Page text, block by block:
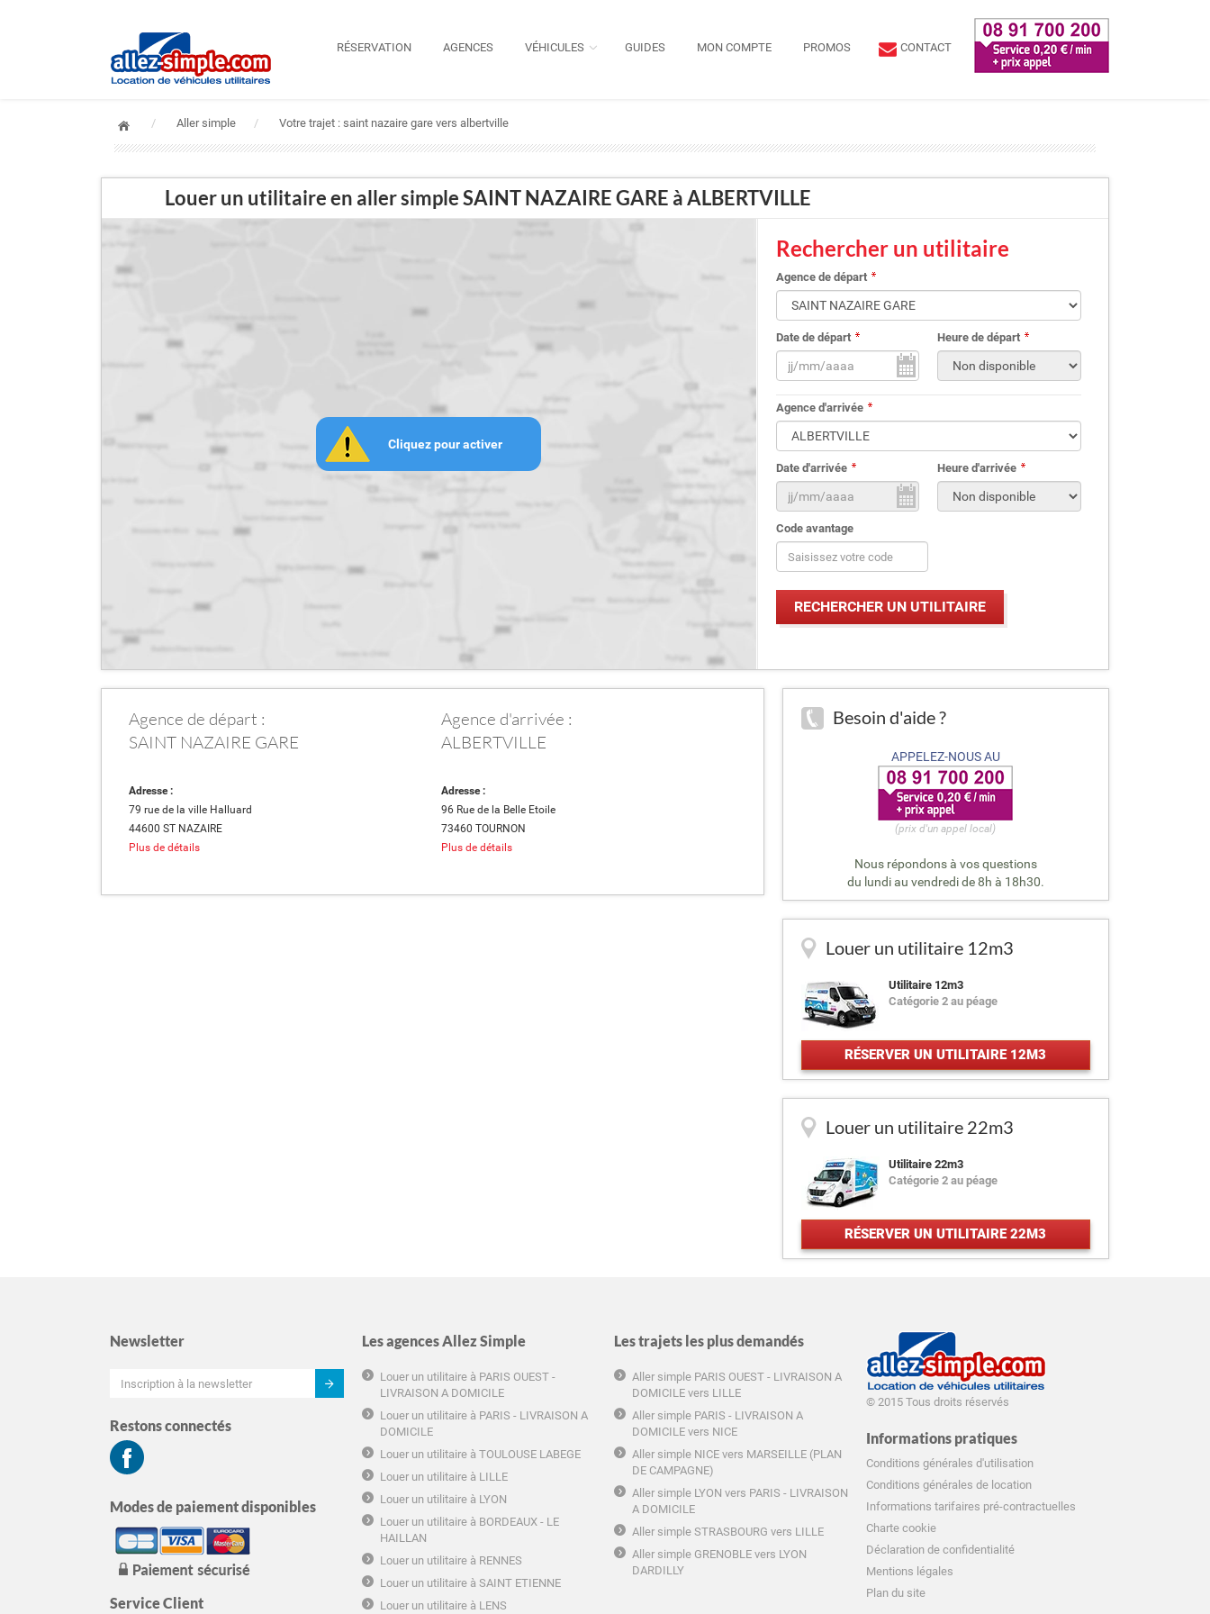
RÉSERVATION AGENCES VÉHICULES GUIDES MON COMPTE PROMOS CONTACT
Aller simple Votre trajet : saint nazaire gare vers albertville
Louer un utilitaire en aller simple SAINT NAZAIRE GARE à ALBERTVILLE
Cliquez pour activer
Rechercher un utilitaire
Agence de départ
Date de départ Heure de départ
Agence d'arrivée
Date d'arrivée Heure d'arrivée
Code avantage
Agence de départ :
SAINT NAZAIRE GARE
Adresse :
79 rue de la ville Halluard
44600 ST NAZAIRE
Plus de détails
Agence d'arrivée :
ALBERTVILLE
Adresse :
96 Rue de la Belle Etoile
73460 TOURNON
Plus de détails
Besoin d'aide ?
APPELEZ-NOUS AU
(prix d'un appel local)
Nous répondons à vos questions
du lundi au vendredi de 8h à 18h30.
Louer un utilitaire 12m3
Utilitaire 12m3
Catégorie 2 au péage
RÉSERVER UN UTILITAIRE 12M3
Louer un utilitaire 22m3
Utilitaire 22m3
Catégorie 2 au péage
RÉSERVER UN UTILITAIRE 22M3
Newsletter
Restons connectés
Modes de paiement disponibles
Service Client
Les agences Allez Simple
Louer un utilitaire à PARIS OUEST -
LIVRAISON A DOMICILE
Louer un utilitaire à PARIS - LIVRAISON A
DOMICILE
Louer un utilitaire à TOULOUSE LABEGE
Louer un utilitaire à LILLE
Louer un utilitaire à LYON
Louer un utilitaire à BORDEAUX - LE
HAILLAN
Louer un utilitaire à RENNES
Louer un utilitaire à SAINT ETIENNE
Louer un utilitaire à LENS
Les trajets les plus demandés
Aller simple PARIS OUEST - LIVRAISON A
DOMICILE vers LILLE
Aller simple PARIS - LIVRAISON A
DOMICILE vers NICE
Aller simple NICE vers MARSEILLE (PLAN
DE CAMPAGNE)
Aller simple LYON vers PARIS - LIVRAISON
A DOMICILE
Aller simple STRASBOURG vers LILLE
Aller simple GRENOBLE vers LYON
DARDILLY
© 2015 Tous droits réservés
Informations pratiques
Conditions générales d'utilisation
Conditions générales de location
Informations tarifaires pré-contractuelles
Charte cookie
Déclaration de confidentialité
Mentions légales
Plan du site